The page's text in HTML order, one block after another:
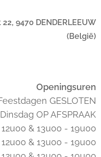
9470 DENDERLEEUW
(België)
Openingsuren
GESLOTEN
Dinsdag OP AFSPRAAK
& 13u00 - 19u00
& 13u00 - 19u00